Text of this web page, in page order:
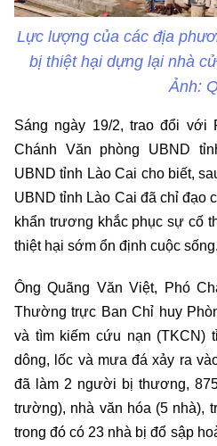
Lực lượng của các địa
bị thiệt hại dựng lại nhà
Ảnh:
Sáng ngày 19/2, trao đổi với
Chánh Văn phòng UBND
UBND tỉnh Lào Cai cho biết,
UBND tỉnh Lào Cai đã chỉ đạo
khẩn trương khắc phục sự cố
thiệt hại sớm ổn định cuộc sống.
Ông Quãng Văn Việt, Phó
Thường trực Ban Chỉ huy
và tìm kiếm cứu nạn (TKCN)
dông, lốc và mưa đá xảy ra
đã làm 2 người bị thương,
trường), nhà văn hóa (5 nhà),
trong đó có 23 nhà bị đổ sập